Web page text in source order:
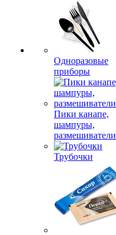
Одноразовые
приборы
Пики канапе,
шампуры,
размешиватели
Трубочки